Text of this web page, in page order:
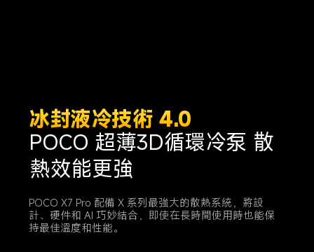
冰封液冷技術 4.0
POCO 超薄3D循環冷泵 散
熱效能更強
POCO X7 Pro 配備 X 系列最強大的散熱系統，將設
計、硬件和 AI 巧妙結合，即使在長時間使用時也能保
持最佳溫度和性能。